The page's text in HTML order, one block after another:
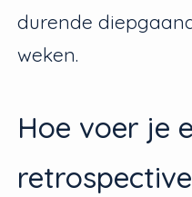
durende
weken.
Hoe voer je